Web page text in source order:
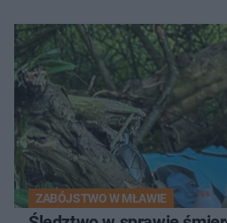
ZABÓJSTWO W MŁAWIE